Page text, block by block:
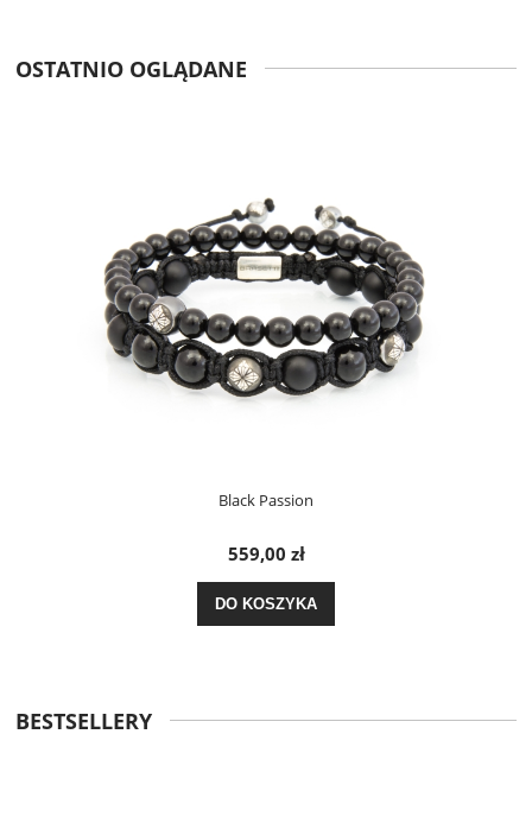
OSTATNIO OGLĄDANE
Black Passion
559,00 zł
DO KOSZYKA
BESTSELLERY